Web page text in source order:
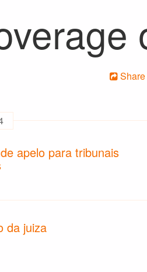
apelo para tribunais
da juiza